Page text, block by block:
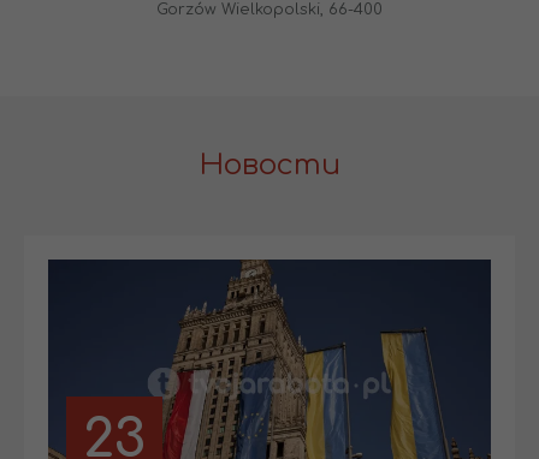
Gorzów Wielkopolski, 66-400
Новости
23